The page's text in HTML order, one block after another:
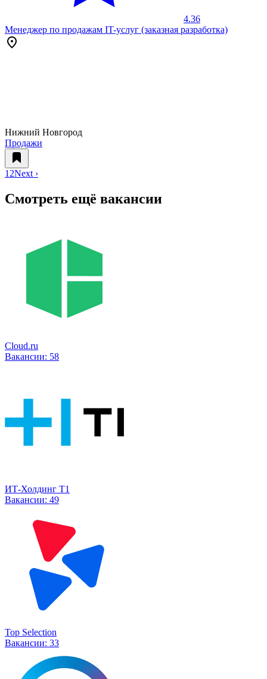
4.36
Менеджер по продажам IT-услуг (заказная разработка)
Нижний Новгород
Продажи
1 2Next ›
Смотреть ещё вакансии
Cloud.ru
Вакансии: 58
ИТ-Холдинг Т1
Вакансии: 49
Top Selection
Вакансии: 33